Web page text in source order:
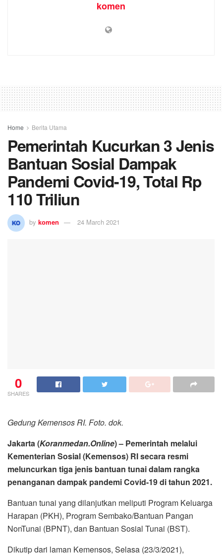
komen
Home Berita Utama
Pemerintah Kucurkan 3 Jenis
Bantuan Sosial Dampak
Pandemi Covid-19, Total Rp
110 Triliun
by komen 24 March 2021
0
SHARES
Gedung Kemensos RI. Foto. dok.
Jakarta (Koranmedan.Online) – Pemerintah melalui
Kementerian Sosial (Kemensos) RI secara resmi
meluncurkan tiga jenis bantuan tunai dalam rangka
penanganan dampak pandemi Covid-19 di tahun 2021.
Bantuan tunai yang dilanjutkan meliputi Program Keluarga
Harapan (PKH), Program Sembako/Bantuan Pangan
NonTunai (BPNT), dan Bantuan Sosial Tunai (BST).
Dikutip dari laman Kemensos, Selasa (23/3/2021),